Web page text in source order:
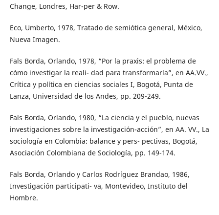
Change, Londres, Har-per & Row.
Eco, Umberto, 1978, Tratado de semiótica general, México,
Nueva Imagen.
Fals Borda, Orlando, 1978, “Por la praxis: el problema de
cómo investigar la reali- dad para transformarla”, en AA.VV.,
Crítica y política en ciencias sociales I, Bogotá, Punta de
Lanza, Universidad de los Andes, pp. 209-249.
Fals Borda, Orlando, 1980, “La ciencia y el pueblo, nuevas
investigaciones sobre la investigación-acción”, en AA. VV., La
sociología en Colombia: balance y pers- pectivas, Bogotá,
Asociación Colombiana de Sociología, pp. 149-174.
Fals Borda, Orlando y Carlos Rodríguez Brandao, 1986,
Investigación participati- va, Montevideo, Instituto del
Hombre.